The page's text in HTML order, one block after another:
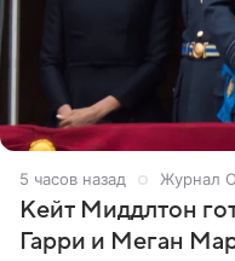
5 часов назад Журнал
Кейт Миддлтон
Гарри и Меган